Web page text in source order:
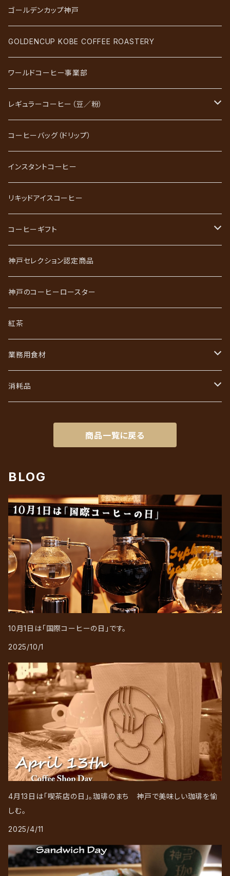
ゴールデンカップ神戸
GOLDENCUP KOBE COFFEE ROASTERY
ワールドコーヒー事業部
レギュラーコーヒー（豆／粉）
ブレンドコーヒー
ストレートコーヒー
スペシャルティコーヒー
ごーるど四季限定珈琲
かれんだー珈琲
神戸珈琲散策
ジュエリーコーヒーシリーズ
あなただけのブレンド
初回限定お試しセット
コーヒーバッグ（ドリップ）
インスタントコーヒー
リキッドアイスコーヒー
コーヒーギフト
神戸珈琲職人ギフト
神戸珈琲散策ギフト
ワールドコーヒーギフト
コーヒーバッグ（ドリップ）ギフト
インスタントコーヒーギフト
神戸セレクション認定商品
神戸のコーヒーロースター
紅茶
業務用食材
フレッシュ・シュガー・ガムシロ
消耗品
商品一覧に戻る
BLOG
10月1日は「国際コーヒーの日」です。
2025/10/1
4月13日は「喫茶店の日」。珈琲のまち 神戸で美味しい珈琲を愉
しむ。
2025/4/11